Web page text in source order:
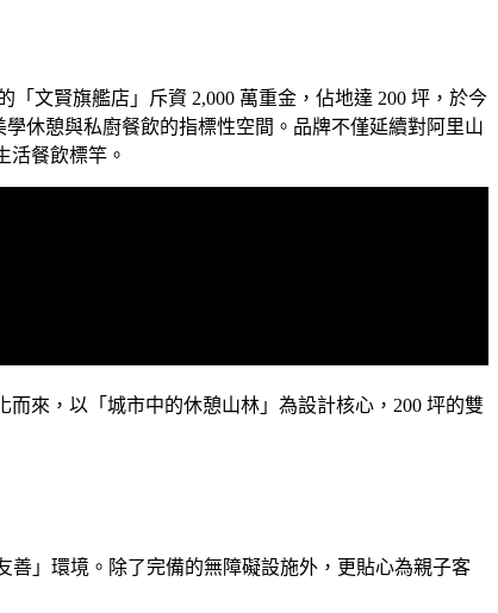
文賢旗艦店」斥資 2,000 萬重金，佔地達 200 坪，於今
休憩與私廚餐飲的指標性空間。品牌不僅延續對阿里山
活餐飲標竿。
來，以「城市中的休憩山林」為設計核心，200 坪的雙
」環境。除了完備的無障礙設施外，更貼心為親子客